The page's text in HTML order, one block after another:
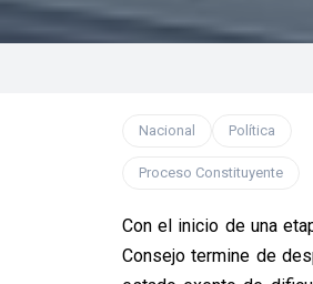
Nacional Política
Proceso Constituyente
Con el inicio de una
Consejo termine de